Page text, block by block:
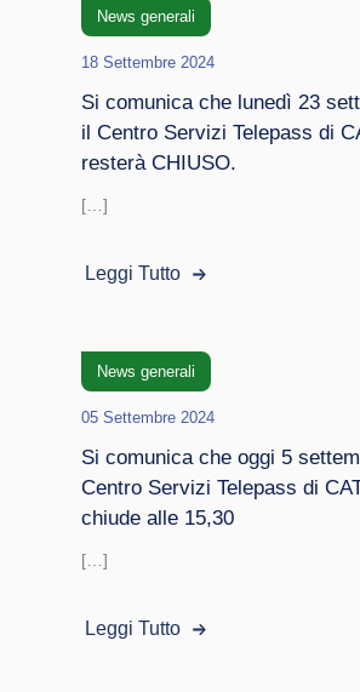
News generali
18 Settembre 2024
Si comunica che lunedì 23
il Centro Servizi Telepass di
resterà CHIUSO.
[…]
Leggi Tutto
News generali
05 Settembre 2024
Si comunica che oggi 5
Centro Servizi Telepass di
chiude alle 15,30
[…]
Leggi Tutto